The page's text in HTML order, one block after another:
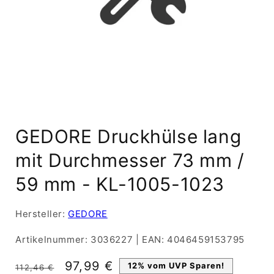
in
Modal
GEDORE Druckhülse lang
mit Durchmesser 73 mm /
59 mm - KL-1005-1023
Hersteller: GEDORE
Artikelnummer: 3036227 EAN: 4046459153795
Normaler
112,46 € Verkaufspreis
97,99 € 12% vom UVP Sparen!